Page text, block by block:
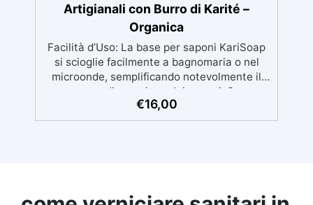
Artigianali con Burro di Karité –
Organica
Facilità d’Uso: La base per saponi KariSoap
si scioglie facilmente a bagnomaria o nel
microonde, semplificando notevolmente il
processo di creazione dei saponi. Super
Sicuro: Realizzata con ingredienti naturali e
sicuri, KariSoap è un prodotto organico che
ideale per una pelle morbida e ben curata.
€16,00